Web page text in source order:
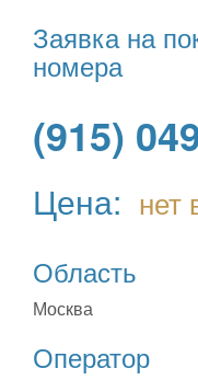
Заявка на
номера
(915)
Цена: нет
Область
Москва
Оператор